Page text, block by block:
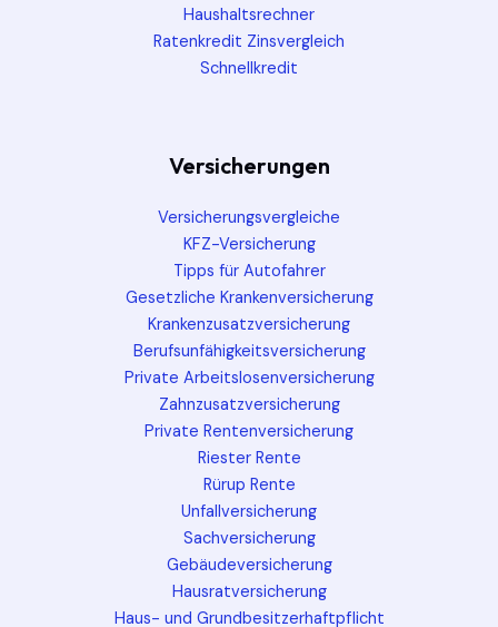
Haushaltsrechner
Ratenkredit Zinsvergleich
Schnellkredit
Versicherungen
Versicherungsvergleiche
KFZ-Versicherung
Tipps für Autofahrer
Gesetzliche Krankenversicherung
Krankenzusatzversicherung
Berufsunfähigkeitsversicherung
Private Arbeitslosenversicherung
Zahnzusatzversicherung
Private Rentenversicherung
Riester Rente
Rürup Rente
Unfallversicherung
Sachversicherung
Gebäudeversicherung
Hausratversicherung
Haus- und Grundbesitzerhaftpflicht